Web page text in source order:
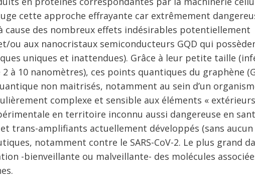
cette approche effrayante car extrêmement
cause des nombreux effets indésirables potentiellement
ou aux nanocristaux semiconducteurs GQD qui
uniques et inattendues). Grâce à leur petite taille
à 10 nanomètres), ces points quantiques du graphène
non maitrisés, notamment au sein d’un
complexe et sensible aux éléments «
en territoire inconnu aussi dangereuse en
trans-amplifiants actuellement développés (sans aucun
notamment contre le SARS-CoV-2. Le plus grand
-bienveillante ou malveillante- des molécules